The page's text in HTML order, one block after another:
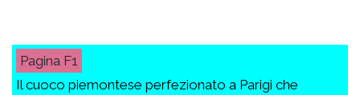
F1
Il cuoco piemontese perfezionato a Parigi che